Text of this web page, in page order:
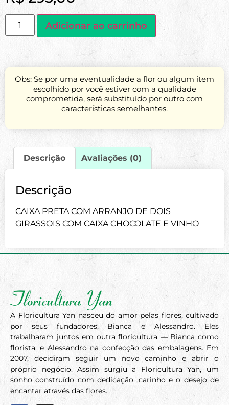
Adicionar ao carrinho
Obs: Se por uma eventualidade a flor ou algum item
escolhido por você estiver com a qualidade
comprometida, será substituído por outro com
características semelhantes.
Descrição Avaliações (0)
Descrição
CAIXA PRETA COM ARRANJO DE DOIS
GIRASSOIS COM CAIXA CHOCOLATE E VINHO
A Floricultura Yan nasceu do amor pelas flores, cultivado
por seus fundadores, Bianca e Alessandro. Eles
trabalharam juntos em outra floricultura — Bianca como
florista, e Alessandro na confecção das embalagens. Em
2007, decidiram seguir um novo caminho e abrir o
próprio negócio. Assim surgiu a Floricultura Yan, um
sonho construído com dedicação, carinho e o desejo de
encantar através das flores.